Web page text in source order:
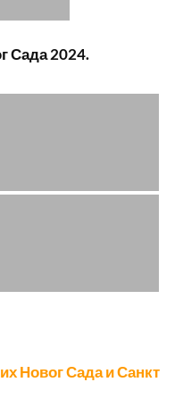
Сада 2024.
Новог Сада и Санкт